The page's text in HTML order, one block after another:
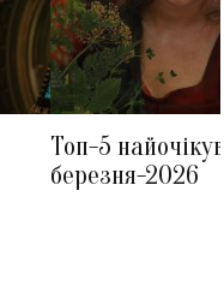
Топ-5
березня-2026